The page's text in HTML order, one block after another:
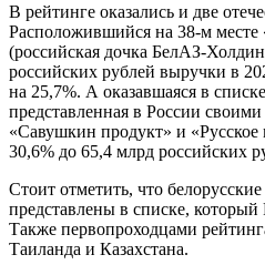
В рейтинге оказались и две
Расположившийся на 38-м
(российская дочка БелАЗ-
российских рублей выручки в
на 25,7%. А оказавшаяся в
представленная в России
«Савушкин продукт» и «Русское
30,6% до 65,4 млрд российских
Стоит отметить, что
представлены в списке, который
Также первопроходцами
Таиланда и Казахстана.